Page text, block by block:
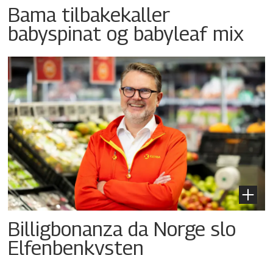
Bama tilbakekaller
babyspinat og babyleaf mix
Billigbonanza da Norge slo
Elfenbenkysten